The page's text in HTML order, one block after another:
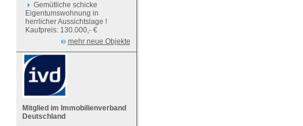
Gemütliche schicke
Eigentumswohnung in
herrlicher Aussichtslage !
Kaufpreis: 130.000,- €
mehr neue Objekte
Mitglied im Immobilienverband
Deutschland